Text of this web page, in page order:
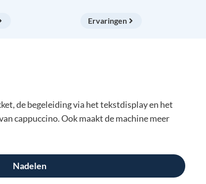
Ervaringen
de begeleiding via het tekstdisplay en het
cappuccino. Ook maakt de machine meer
Nadelen